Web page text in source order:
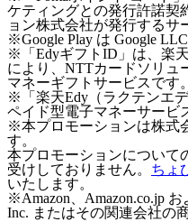
ケティングとの発行許諾契
ョン株式会社が発行するサ
※Google Play は Google
※「EdyギフトID」は、楽
により、NTTカードソリュ
マネーギフトサービスです。
※「楽天Edy（ラクテンエ
ペイド型電子マネーサービ
※本プロモーションは株式
す。
本プロモーションについて
受けしておりません。 ちょ
いたします。
※Amazon、Amazon.co.jp
Inc. またはその関連会社の